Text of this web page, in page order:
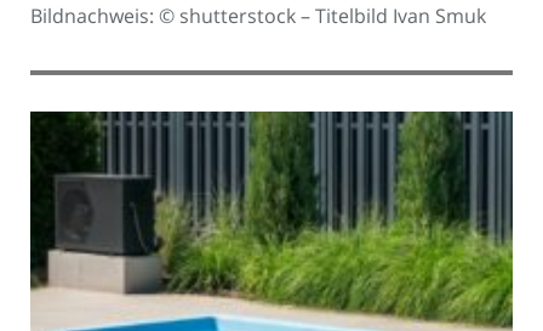
Bildnachweis: © shutterstock – Titelbild Ivan Smuk